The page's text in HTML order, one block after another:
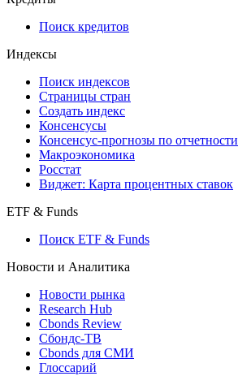
Поиск кредитов
Индексы
Поиск индексов
Страницы стран
Создать индекс
Консенсусы
Консенсус-прогнозы по отчетности
Макроэкономика
Росстат
Виджет: Карта процентных ставок
ETF & Funds
Поиск ETF & Funds
Новости и Аналитика
Новости рынка
Research Hub
Cbonds Review
Сбондс-ТВ
Cbonds для СМИ
Глоссарий